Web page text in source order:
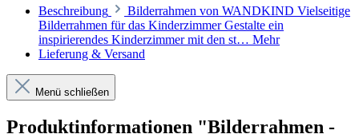
Beschreibung
Bilderrahmen von WANDKIND Vielseitige
Bilderrahmen für das Kinderzimmer Gestalte ein
inspirierendes Kinderzimmer mit den st… Mehr
Lieferung & Versand
Menü schließen
Produktinformationen "Bilderrahmen -